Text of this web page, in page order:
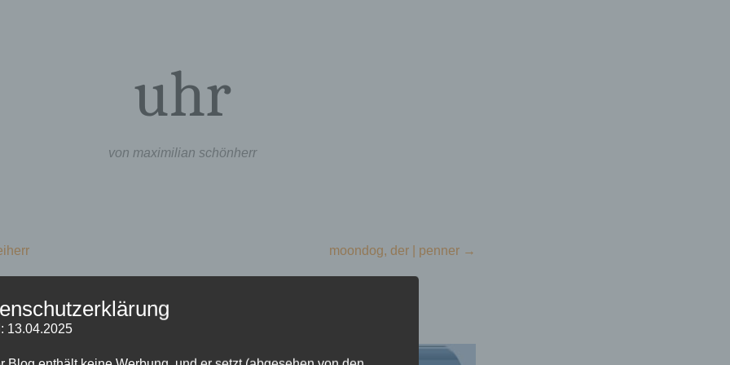
uhr
von maximilian schönherr
moondog, der | penner →
neu in der wikipedia | ftp-welt
24. Dezember 2015
13.04.2025